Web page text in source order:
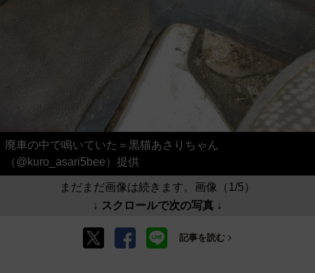
廃車の中で鳴いていた＝黒猫あさりちゃん
（@kuro_asari5bee）提供
まだまだ画像は続きます。画像（1/5）
↓ スクロールで次の写真 ↓
記事を読む